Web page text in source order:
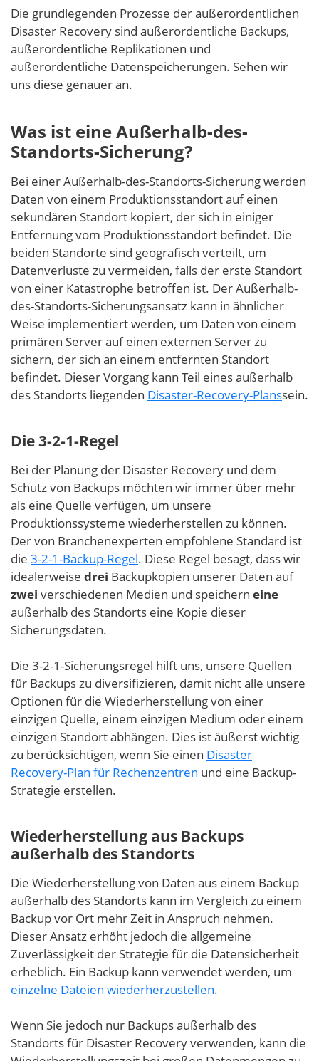
Die grundlegenden Prozesse der außerordentlichen
Disaster Recovery sind außerordentliche Backups,
außerordentliche Replikationen und
außerordentliche Datenspeicherungen. Sehen wir
uns diese genauer an.
Was ist eine Außerhalb-des-
Standorts-Sicherung?
Bei einer Außerhalb-des-Standorts-Sicherung werden
Daten von einem Produktionsstandort auf einen
sekundären Standort kopiert, der sich in einiger
Entfernung vom Produktionsstandort befindet. Die
beiden Standorte sind geografisch verteilt, um
Datenverluste zu vermeiden, falls der erste Standort
von einer Katastrophe betroffen ist. Der Außerhalb-
des-Standorts-Sicherungsansatz kann in ähnlicher
Weise implementiert werden, um Daten von einem
primären Server auf einen externen Server zu
sichern, der sich an einem entfernten Standort
befindet. Dieser Vorgang kann Teil eines außerhalb
des Standorts liegenden Disaster-Recovery-Planssein.
Die 3-2-1-Regel
Bei der Planung der Disaster Recovery und dem
Schutz von Backups möchten wir immer über mehr
als eine Quelle verfügen, um unsere
Produktionssysteme wiederherstellen zu können.
Der von Branchenexperten empfohlene Standard ist
die 3-2-1-Backup-Regel. Diese Regel besagt, dass wir
idealerweise drei Backupkopien unserer Daten auf
zwei verschiedenen Medien und speichern eine
außerhalb des Standorts eine Kopie dieser
Sicherungsdaten.
Die 3-2-1-Sicherungsregel hilft uns, unsere Quellen
für Backups zu diversifizieren, damit nicht alle unsere
Optionen für die Wiederherstellung von einer
einzigen Quelle, einem einzigen Medium oder einem
einzigen Standort abhängen. Dies ist äußerst wichtig
zu berücksichtigen, wenn Sie einen Disaster
Recovery-Plan für Rechenzentren und eine Backup-
Strategie erstellen.
Wiederherstellung aus Backups
außerhalb des Standorts
Die Wiederherstellung von Daten aus einem Backup
außerhalb des Standorts kann im Vergleich zu einem
Backup vor Ort mehr Zeit in Anspruch nehmen.
Dieser Ansatz erhöht jedoch die allgemeine
Zuverlässigkeit der Strategie für die Datensicherheit
erheblich. Ein Backup kann verwendet werden, um
einzelne Dateien wiederherzustellen.
Wenn Sie jedoch nur Backups außerhalb des
Standorts für Disaster Recovery verwenden, kann die